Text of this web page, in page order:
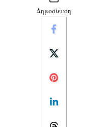
Δημοσίευση